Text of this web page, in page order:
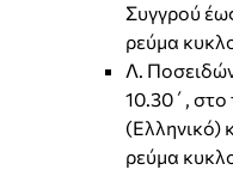
Συγγρού
ρεύμα
Λ.
10.30΄, στο
(Ελληνικό)
ρεύμα